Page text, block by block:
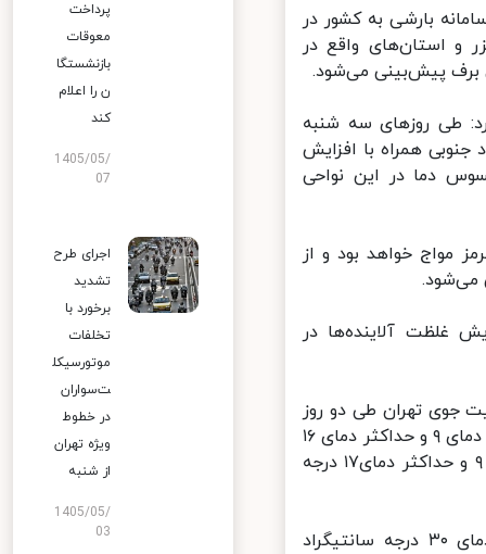
و روز پنجشنبه (۱۱آذر) با نفوذ سامانه بارشی به کشور در
استان‌های واقع در
برف پیش‌بینی می‌شود.
طی روزهای سه شنبه
باد جنوبی همراه با افزایش
پنجشنبه (۱۱آذر) کاهش محسوس دما در این نواحی
فارس و تنگه هرمز مواج خواهد بود و از
چهارشنبه (۱۰آذر) روند افزایش غلظت آلاینده‌ها در
تهران طی دو روز
آینده اظهارکرد: آسمان تهران فردا (۸آذر) صاف همراه با غبار محلی با حداقل دمای ۹ و حداکثر دمای ۱۶
درجه سانتیگراد و طی سه شنبه (۹ آذرماه) صاف و غبارآلود با حداقل دمای ۹ و حداکثر دمای۱۷ درجه
ضیاییان در پایان گفت: طی امروز و فردا (۷و ۸ آذرماه) بندرعباس با دمای ۳۰ درجه سانتیگراد
پرداخت
معوقات
بازنشستگا
ن را اعلام
کند
1405/05/
07
اجرای طرح
تشدید
برخورد با
تخلفات
موتورسیکل
ت‌سواران
در خطوط
ویژه تهران
از شنبه
1405/05/
03